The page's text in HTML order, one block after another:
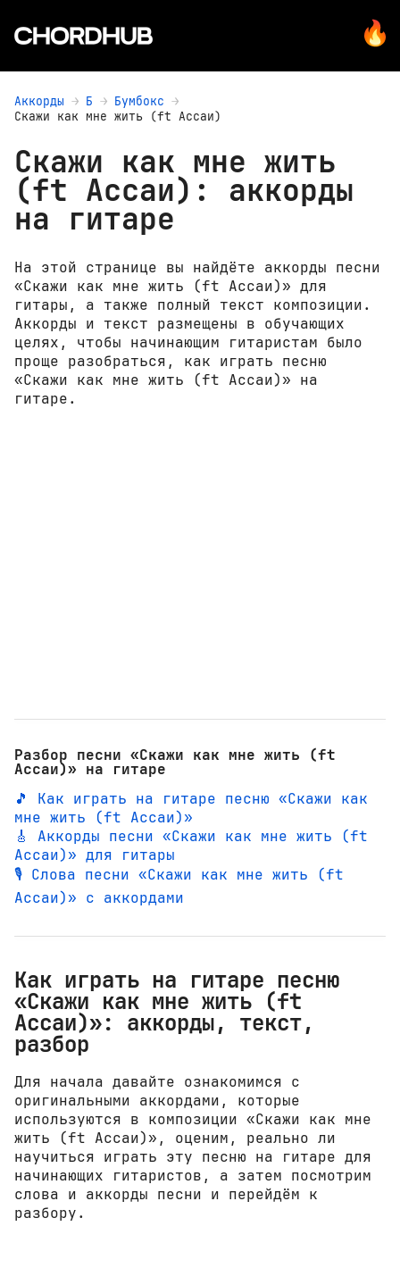
Аккорды Б
Бумбокс
Скажи как мне жить (ft Ассаи)
Скажи как мне жить
(ft Ассаи): аккорды
на гитаре
На этой странице вы найдёте аккорды песни
«Скажи как мне жить (ft Ассаи)» для
гитары, а также полный текст композиции.
Аккорды и текст размещены в обучающих
целях, чтобы начинающим гитаристам было
проще разобраться, как играть песню
«Скажи как мне жить (ft Ассаи)» на
гитаре.
Разбор песни «Скажи как мне жить (ft
Ассаи)» на гитаре
🎵 Как играть на гитаре песню «Скажи как
мне жить (ft Ассаи)»
🎸 Аккорды песни «Скажи как мне жить (ft
Ассаи)» для гитары
🎙️ Слова песни «Скажи как мне жить (ft
Ассаи)» с аккордами
Как играть на гитаре песню
«Скажи как мне жить (ft
Ассаи)»: аккорды, текст,
разбор
Для начала давайте ознакомимся с
оригинальными аккордами, которые
используются в композиции «Скажи как мне
жить (ft Ассаи)», оценим, реально ли
научиться играть эту песню на гитаре для
начинающих гитаристов, а затем посмотрим
слова и аккорды песни и перейдём к
разбору.